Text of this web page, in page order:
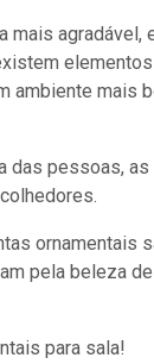
mais agradável,
ambiente mais
das pessoas,
ornamentais
pela beleza
para sala!